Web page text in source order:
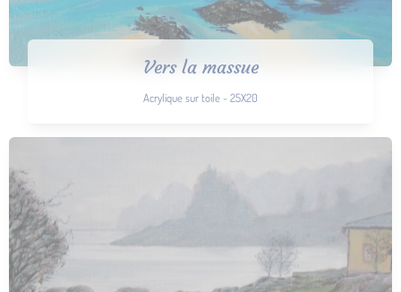
Vers la massue
Acrylique sur toile - 25X20